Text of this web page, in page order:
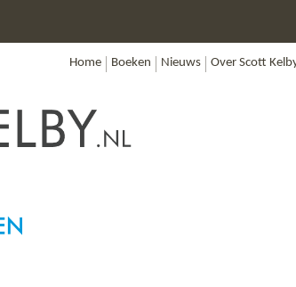
Home Boeken Nieuws Over Scott